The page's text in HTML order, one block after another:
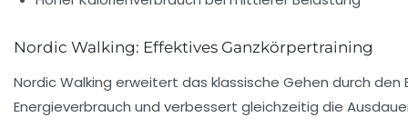
Nordic Walking: Effektives Ganzkörpertraining
Nordic Walking erweitert das klassische Gehen durch
Energieverbrauch und verbessert gleichzeitig die